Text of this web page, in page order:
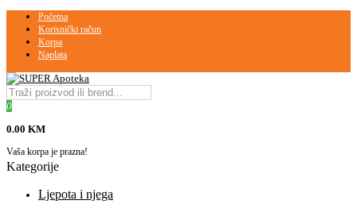
Početna
Korisnički račun
Korpa
Naplata
0
0.00 KM
Vaša korpa je prazna!
Kategorije
Ljepota i njega